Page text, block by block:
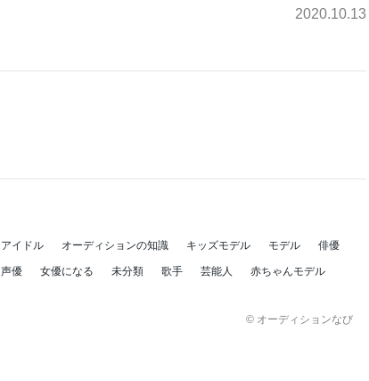
2020.10.13
アイドル オーディションの知識 キッズモデル モデル 俳優
声優 女優になる 未分類 歌手 芸能人 赤ちゃんモデル
© オーディションなび